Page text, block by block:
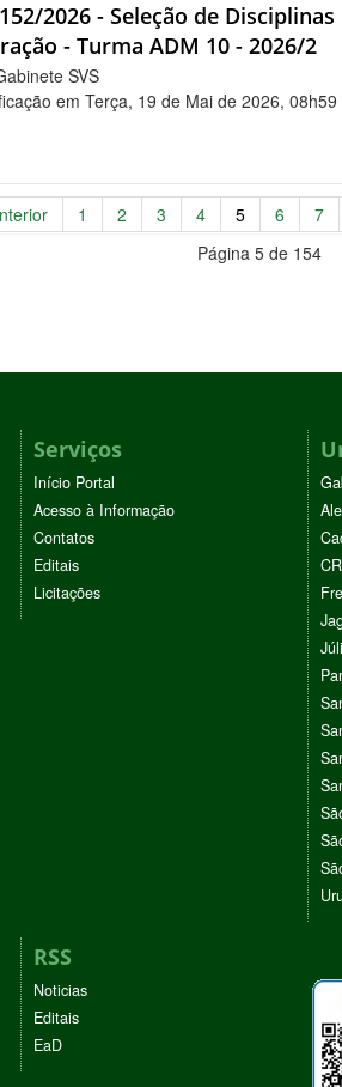
2026 - Seleção de
- Turma ADM 10 - 2026/2
SVS
em Terça, 19 de Mai de 2026, 08h59
1 2 3 4 5 6 7
Página 5 de 154
Serviços
Início Portal
Acesso à Informação
Contatos
Editais
Licitações
RSS
Noticias
Editais
EaD